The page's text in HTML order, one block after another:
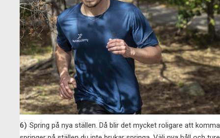
6) Spring på nya ställen. Då blir det mycket roligare att